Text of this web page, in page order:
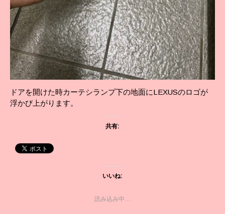
ドアを開けた時カーテシランプ下の地面にLEXUSのロゴが
浮かび上がります。
共有:
いいね:
読み込み中…